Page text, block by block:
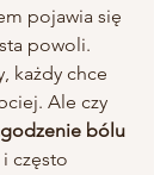
pojawia się
powoli.
każdy chce
Ale czy
bólu
często